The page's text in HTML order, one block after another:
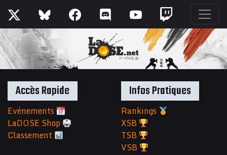
Accès Rapide
Evénements
LaDOSE Shop
Classement
Infos Pratiques
Rankings
XSB
TSB
VSB